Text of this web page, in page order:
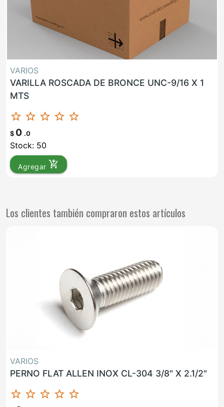
VARIOS
VARILLA ROSCADA DE BRONCE UNC-9/16 X 1
MTS
star_border star_border star_border star_border star_border
$ 0 .0
Stock: 50
Agregar add_shopping_cart
Los clientes también compraron estos artículos
VARIOS
PERNO FLAT ALLEN INOX CL-304 3/8" X 2.1/2"
star_border star_border star_border star_border star_border